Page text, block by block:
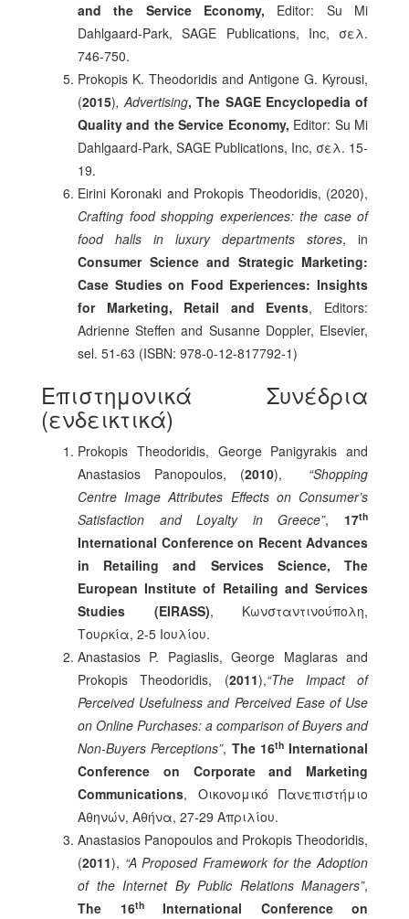
and the Service Economy, Editor: Su Mi
Dahlgaard-Park, SAGE Publications, Inc, σελ.
746-750.
Prokopis K. Theodoridis and Antigone G. Kyrousi,
(2015), Advertising, The SAGE Encyclopedia of
Quality and the Service Economy, Editor: Su Mi
Dahlgaard-Park, SAGE Publications, Inc, σελ. 15-
19.
Eirini Koronaki and Prokopis Theodoridis, (2020),
Crafting food shopping experiences: the case of
food halls in luxury departments stores, in
Consumer Science and Strategic Marketing:
Case Studies on Food Experiences: Insights
for Marketing, Retail and Events, Editors:
Adrienne Steffen and Susanne Doppler, Elsevier,
sel. 51-63 (ISBN: 978-0-12-817792-1)
Επιστημονικά Συνέδρια
(ενδεικτικά)
Prokopis Theodoridis, George Panigyrakis and
Anastasios Panopoulos, (2010), “Shopping
Centre Image Attributes Effects on Consumer’s
Satisfaction and Loyalty in Greece”, 17th
International Conference on Recent Advances
in Retailing and Services Science, The
European Institute of Retailing and Services
Studies (EIRASS), Κωνσταντινούπολη,
Τουρκία, 2-5 Ιουλίου.
Anastasios P. Pagiaslis, George Maglaras and
Prokopis Theodoridis, (2011),“The Impact of
Perceived Usefulness and Perceived Ease of Use
on Online Purchases: a comparison of Buyers and
Non-Buyers Perceptions”, The 16thInternational
Conference on Corporate and Marketing
Communications, Οικονομικό Πανεπιστήμιο
Αθηνών, Αθήνα, 27-29 Απριλίου.
Anastasios Panopoulos and Prokopis Theodoridis,
(2011), “A Proposed Framework for the Adoption
of the Internet By Public Relations Managers”,
The 16thInternational Conference on